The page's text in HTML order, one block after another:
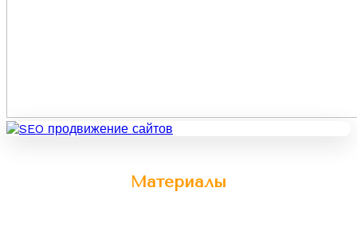
Материалы